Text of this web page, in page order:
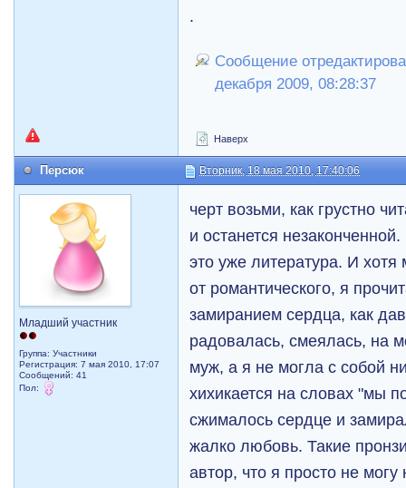
.
Сообщение
декабря 2009, 08:28:37
Наверх
Персюк Вторник, 18 мая 2010, 17:40:06
Младший участник
Группа: Участники
Регистрация: 7 мая 2010, 17:07
Сообщений: 41
Пол:
черт возьми, как грустно
и останется
это уже литература. И
от романтического, я
замиранием сердца, как
радовалась, смеялась, на
муж, а я не могла с собой
хихикается на словах "мы
сжималось сердце и
жалко любовь. Такие
автор, что я просто не